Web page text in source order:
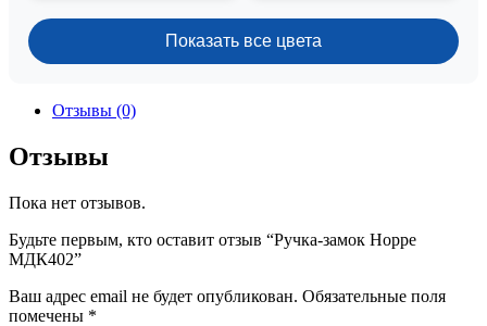
Показать все цвета
Отзывы (0)
Отзывы
Пока нет отзывов.
Будьте первым, кто оставит отзыв “Ручка-замок Hoppe
МДК402”
Ваш адрес email не будет опубликован. Обязательные поля
помечены *